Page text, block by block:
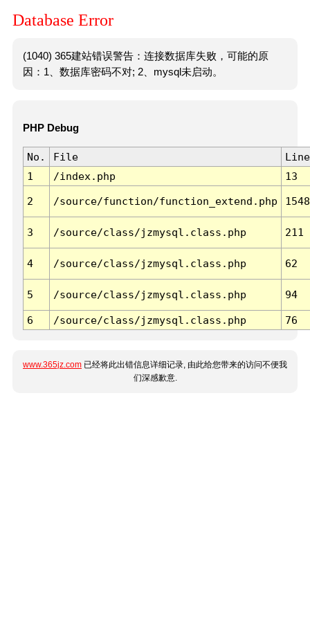
Database Error
(1040) 365建站错误警告：连接数据库失败，可能的原
因：1、数据库密码不对; 2、mysql未启动。
PHP Debug
No. File
Line
1
/index.php 13
2 /source/function/function_extend.php 1548
3 /source/class/jzmysql.class.php 211
4 /source/class/jzmysql.class.php 62
5 /source/class/jzmysql.class.php 94
6 /source/class/jzmysql.class.php 76
www.365jz.com 已经将此出错信息详细记录, 由此给您带来的访问不便我
们深感歉意.